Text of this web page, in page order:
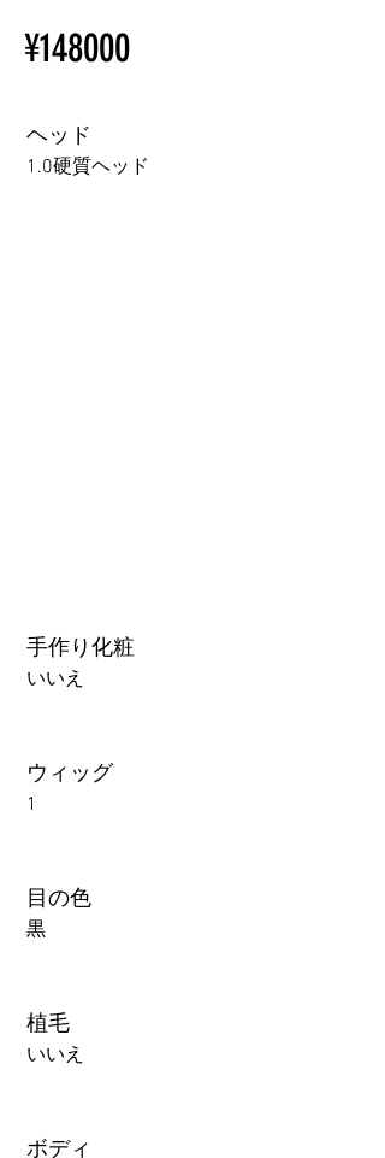
ラブドール購入前に知ってお
Ordering
Other configurations are related
following webpage.
Beginner’s Purchase Guide
¥148000
ヘッド
1.0硬質ヘッド
手作り化粧
いいえ
ウィッグ
1
目の色
黒
植毛
いいえ
ボディ